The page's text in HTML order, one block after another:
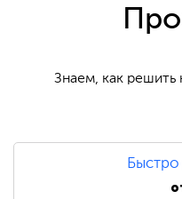
Знаем, как
Быстро